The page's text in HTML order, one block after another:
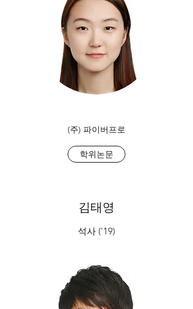
(주) 파이버프로
학위논문
김태영
석사 ('19)